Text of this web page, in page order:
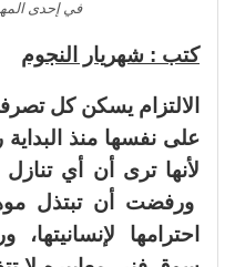
في إحدى
كتب : شهريار النجوم
الالتزام يسكن كل
على نفسها منذ البداية
لأنها ترى أن أي تنازل
ورفضت أن تبتذل
احترامها